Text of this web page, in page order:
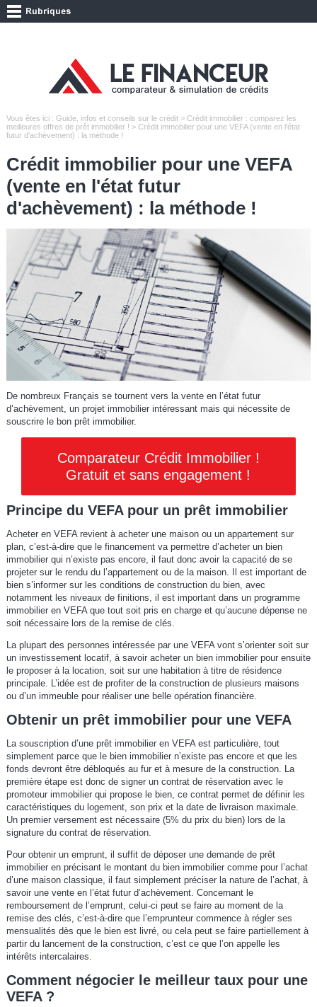
Vous êtes ici : Guide, infos et conseils sur le crédit> Crédit immobilier : comparez les
meilleures offres de prêt immobilier ! > Crédit immobilier pour une VEFA (vente en l'état
futur d'achèvement) : la méthode !
Crédit immobilier pour une VEFA
(vente en l'état futur
d'achèvement) : la méthode !
De nombreux Français se tournent vers la vente en l’état futur
d’achèvement, un projet immobilier intéressant mais qui nécessite de
souscrire le bon prêt immobilier.
Comparateur Crédit Immobilier !
Gratuit et sans engagement !
Principe du VEFA pour un prêt immobilier
Acheter en VEFA revient à acheter une maison ou un appartement sur
plan, c’est-à-dire que le financement va permettre d’acheter un bien
immobilier qui n’existe pas encore, il faut donc avoir la capacité de se
projeter sur le rendu du l’appartement ou de la maison. Il est important de
bien s’informer sur les conditions de construction du bien, avec
notamment les niveaux de finitions, il est important dans un programme
immobilier en VEFA que tout soit pris en charge et qu’aucune dépense ne
soit nécessaire lors de la remise de clés.
La plupart des personnes intéressée par une VEFA vont s’orienter soit sur
un investissement locatif, à savoir acheter un bien immobilier pour ensuite
le proposer à la location, soit sur une habitation à titre de résidence
principale. L’idée est de profiter de la construction de plusieurs maisons
ou d’un immeuble pour réaliser une belle opération financière.
Obtenir un prêt immobilier pour une VEFA
La souscription d’une prêt immobilier en VEFA est particulière, tout
simplement parce que le bien immobilier n’existe pas encore et que les
fonds devront être débloqués au fur et à mesure de la construction. La
première étape est donc de signer un contrat de réservation avec le
promoteur immobilier qui propose le bien, ce contrat permet de définir les
caractéristiques du logement, son prix et la date de livraison maximale.
Un premier versement est nécessaire (5% du prix du bien) lors de la
signature du contrat de réservation.
Pour obtenir un emprunt, il suffit de déposer une demande de prêt
immobilier en précisant le montant du bien immobilier comme pour l’achat
d’une maison classique, il faut simplement préciser la nature de l’achat, à
savoir une vente en l’état futur d’achèvement. Concernant le
remboursement de l’emprunt, celui-ci peut se faire au moment de la
remise des clés, c’est-à-dire que l’emprunteur commence à régler ses
mensualités dès que le bien est livré, ou cela peut se faire partiellement à
partir du lancement de la construction, c’est ce que l’on appelle les
intérêts intercalaires.
Comment négocier le meilleur taux pour une
VEFA ?